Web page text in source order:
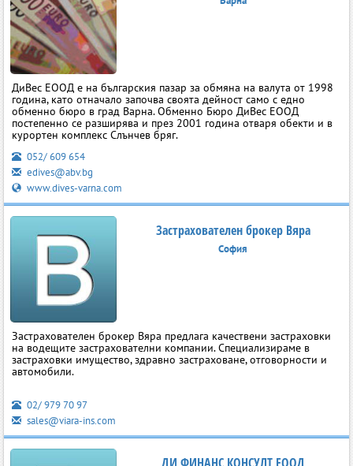
ДиВес ЕООД е на българския пазар за обмяна на валута от 1998
година, като отначало започва своята дейност само с едно
обменно бюро в град Варна. Обменно Бюро ДиВес ЕООД
постепенно се разширява и през 2001 година отваря обекти и в
курортен комплекс Слънчев бряг.
052/ 609 654
edives@abv.bg
www.dives-varna.com
Застрахователен брокер Вяра
София
Застрахователен брокер Вяра предлага качествени застраховки
на водещите застрахователни компании. Специализираме в
застраховки имущество, здравно застраховане, отговорности и
автомобили.
02/ 979 70 97
sales@viara-ins.com